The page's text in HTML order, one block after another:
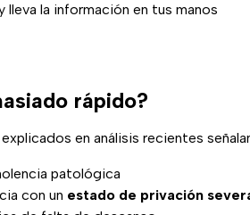
lleva la información en tus manos
rápido?
en análisis recientes
patológica
con un estado de privación